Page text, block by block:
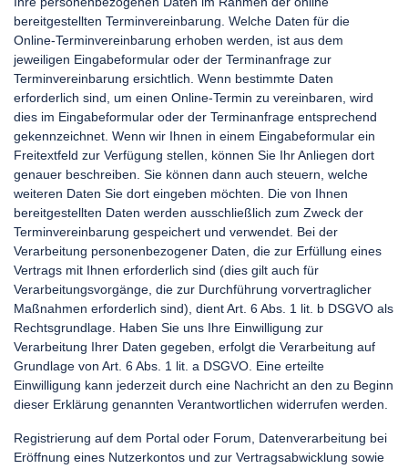
bereitgestellten Terminvereinbarung. Welche Daten für die
Online-Terminvereinbarung erhoben werden, ist aus dem
jeweiligen Eingabeformular oder der Terminanfrage zur
Terminvereinbarung ersichtlich. Wenn bestimmte Daten
erforderlich sind, um einen Online-Termin zu vereinbaren, wird
dies im Eingabeformular oder der Terminanfrage entsprechend
gekennzeichnet. Wenn wir Ihnen in einem Eingabeformular ein
Freitextfeld zur Verfügung stellen, können Sie Ihr Anliegen dort
genauer beschreiben. Sie können dann auch steuern, welche
weiteren Daten Sie dort eingeben möchten. Die von Ihnen
bereitgestellten Daten werden ausschließlich zum Zweck der
Terminvereinbarung gespeichert und verwendet. Bei der
Verarbeitung personenbezogener Daten, die zur Erfüllung eines
Vertrags mit Ihnen erforderlich sind (dies gilt auch für
Verarbeitungsvorgänge, die zur Durchführung vorvertraglicher
Maßnahmen erforderlich sind), dient Art. 6 Abs. 1 lit. b DSGVO als
Rechtsgrundlage. Haben Sie uns Ihre Einwilligung zur
Verarbeitung Ihrer Daten gegeben, erfolgt die Verarbeitung auf
Grundlage von Art. 6 Abs. 1 lit. a DSGVO. Eine erteilte
Einwilligung kann jederzeit durch eine Nachricht an den zu Beginn
dieser Erklärung genannten Verantwortlichen widerrufen werden.
Registrierung auf dem Portal oder Forum, Datenverarbeitung bei
Eröffnung eines Nutzerkontos und zur Vertragsabwicklung sowie